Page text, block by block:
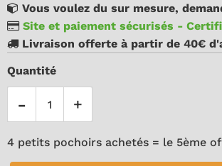
Vous voulez du sur mesure,
Site et paiement sécurisés -
Livraison offerte à partir de 40€
Quantité
+
-
4 petits pochoirs achetés = le 5ème